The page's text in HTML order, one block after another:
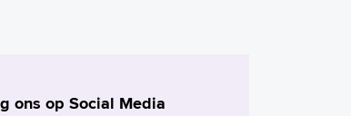
ons op Social Media